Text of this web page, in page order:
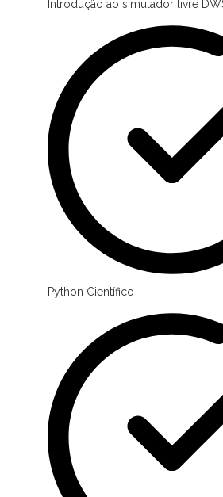
Introdução ao simulador livre
Python Científico